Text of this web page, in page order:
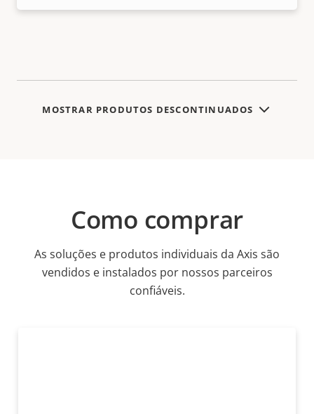
MOSTRAR PRODUTOS DESCONTINUADOS
Como comprar
As soluções e produtos individuais da Axis são
vendidos e instalados por nossos parceiros
confiáveis.